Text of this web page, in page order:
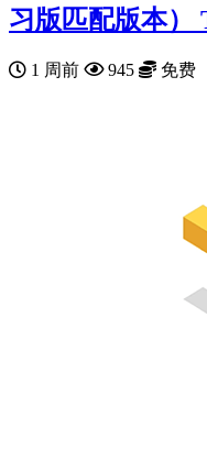
习版匹配版本）
1 周前 945 免费